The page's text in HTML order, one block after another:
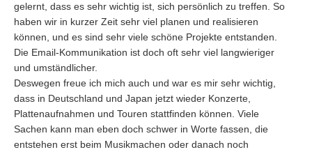
gelernt, dass es sehr wichtig ist, sich persönlich zu treffen. So
haben wir in kurzer Zeit sehr viel planen und realisieren
können, und es sind sehr viele schöne Projekte entstanden.
Die Email-Kommunikation ist doch oft sehr viel langwieriger
und umständlicher.
Deswegen freue ich mich auch und war es mir sehr wichtig,
dass in Deutschland und Japan jetzt wieder Konzerte,
Plattenaufnahmen und Touren stattfinden können. Viele
Sachen kann man eben doch schwer in Worte fassen, die
entstehen erst beim Musikmachen oder danach noch